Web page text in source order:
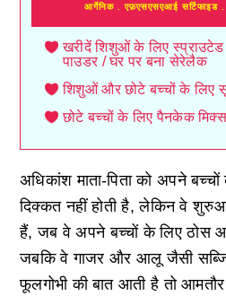
आर्गेनिक . एफ़एसएसएआई सर्टिफाइड .
खरीदें शिशुओं के लिए
पाउडर / घर पर बना सेरेलैक
शिशुओं और छोटे बच्चों के लिए
छोटे बच्चों के लिए पैनकेक मिक्स
अधिकांश माता-पिता को अपने
दिक्कत नहीं होती है, लेकिन वे
हैं, जब वे अपने बच्चों के लिए
जबकि वे गाजर और आलू जैसी
फूलगोभी की बात आती है तो